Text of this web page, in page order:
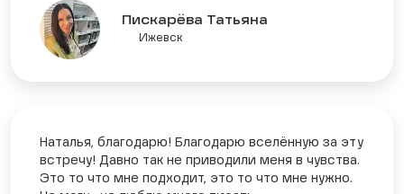
Пискарёва Татьяна
Ижевск
Наталья, благодарю! Благодарю вселённую за эту
встречу! Давно так не приводили меня в чувства.
Это то что мне подходит, это то что мне нужно.